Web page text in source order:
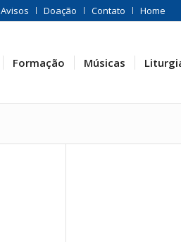
Avisos Doação Contato Home
Formação Músicas